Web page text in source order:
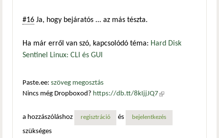
#16 Ja, hogy bejáratós ... az más tészta.
Ha már erről van szó, kapcsolódó téma: Hard Disk
Sentinel Linux: CLI és GUI
Paste.ee: szöveg megosztás
Nincs még Dropboxod? https://db.tt/8kIjjJQ7 (külső
a hozzászóláshoz
regisztráció és bejelentkezés
szükséges